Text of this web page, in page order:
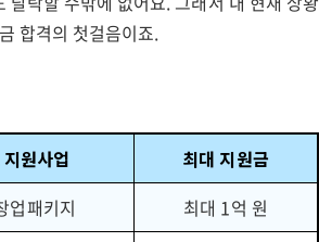
합격의 첫걸음이죠.
원사업
최대 지원금
업패키지
최대 1억 원